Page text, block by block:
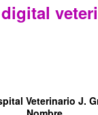
Veterinario J.